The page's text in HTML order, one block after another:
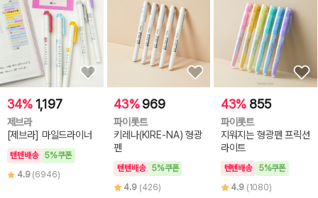
34% 1,197
제브라
[제브라] 마일드라이너
텐텐배송
5%쿠폰
4.9 (6946)
43% 969
파이롯트
키레나(KIRE-NA) 형광
펜
텐텐배송
5%쿠폰
4.9 (426)
43% 855
파이롯트
지워지는 형광펜 프릭션
라이트
텐텐배송
5%쿠폰
4.9 (1080)